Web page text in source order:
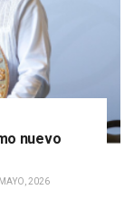
nuevo
2026